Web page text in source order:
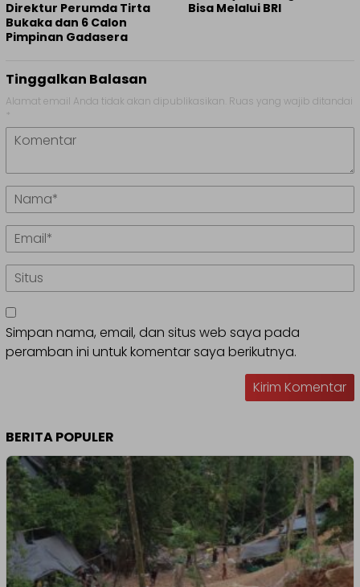
Direktur Perumda Tirta
Bukaka dan 6 Calon
Pimpinan Gadasera
Bisa Melalui BRI
Tinggalkan Balasan
Alamat email Anda tidak akan dipublikasikan. Ruas yang wajib ditandai
*
Simpan nama, email, dan situs web saya pada
peramban ini untuk komentar saya berikutnya.
BERITA POPULER